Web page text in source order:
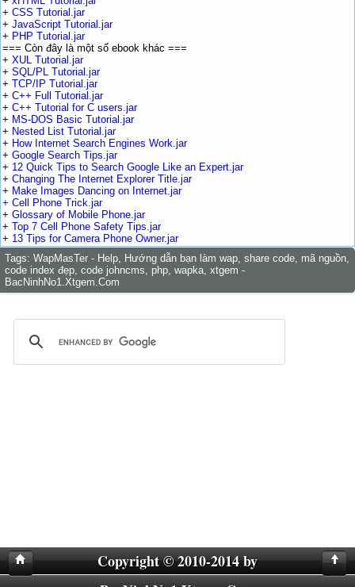
+ CSS Tutorial.jar
+ JavaScript Tutorial.jar
+ PHP Tutorial.jar
=== Còn đây là một số ebook khác ===
+ XUL Tutorial.jar
+ SQL/PL Tutorial.jar
+ TCP/IP Tutorial.jar
+ C++ Full Tutorial.jar
+ C++ Tutorial for C users.jar
+ MS-DOS Basic Tutorial.jar
+ Nested List Tutorial.jar
+ How Internet Search Engines Work.jar
+ Google Search Tips.jar
+ 12 Quick Tips to Search Google Like an Expert.jar
+ Changing The Internet Explorer Title.jar
+ Make Images Dancing on Internet.jar
+ Cell Phone Trick.jar
+ Glossary of Mobile Phone.jar
+ Top 7 Cell Phone Safety Tips.jar
+ 13 Tips for Camera Phone Owner.jar
Tags: WapMasTer - Help, Hướng dẫn bạn làm wap, share code, mã nguồn,
code index đẹp, code johncms, php, wapka, xtgem -
BacNinhNo1.Xtgem.Com
Copyright © 2010-2014 by